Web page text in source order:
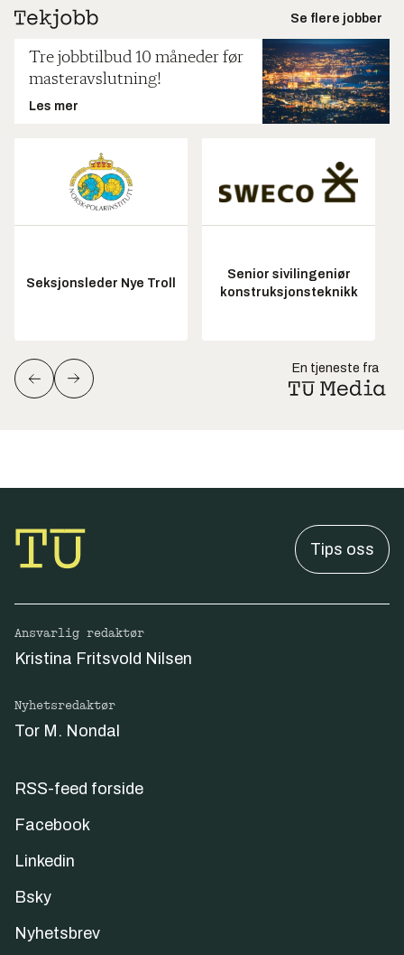
Se flere jobber
Tre jobbtilbud 10 måneder før
masteravslutning!
Les mer
Seksjonsleder Nye Troll
Senior sivilingeniør
konstruksjonsteknikk
En tjeneste fra
Tips oss
Ansvarlig redaktør
Kristina Fritsvold Nilsen
Nyhetsredaktør
Tor M. Nondal
RSS-feed forside
Facebook
Linkedin
Bsky
Nyhetsbrev